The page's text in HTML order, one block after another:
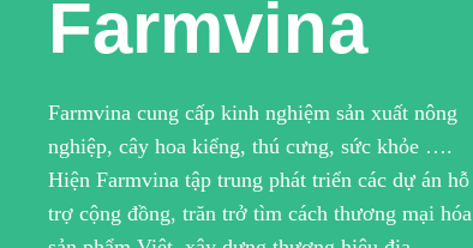
Farmvina
Farmvina cung cấp kinh nghiệm sản xuất nông
nghiệp, cây hoa kiểng, thú cưng, sức khỏe ….
Hiện Farmvina tập trung phát triển các dự án hỗ
trợ cộng đồng, trăn trở tìm cách thương mại hóa